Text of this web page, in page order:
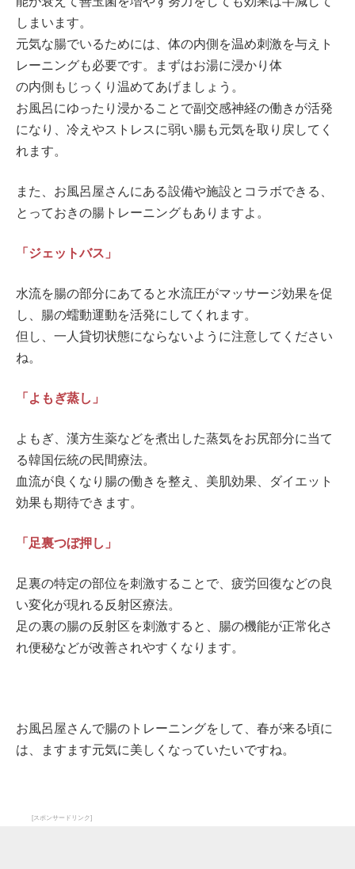
しまいます。
元気な腸でいるためには、体の内側を温め刺激を与えト
レーニングも必要です。まずはお湯に浸かり体
の内側もじっくり温めてあげましょう。
お風呂にゆったり浸かることで副交感神経の働きが活発
になり、冷えやストレスに弱い腸も元気を取り戻してく
れます。
また、お風呂屋さんにある設備や施設とコラボできる、
とっておきの腸トレーニングもありますよ。
「ジェットバス」
水流を腸の部分にあてると水流圧がマッサージ効果を促
し、腸の蠕動運動を活発にしてくれます。
但し、一人貸切状態にならないように注意してください
ね。
「よもぎ蒸し」
よもぎ、漢方生薬などを煮出した蒸気をお尻部分に当て
る韓国伝統の民間療法。
血流が良くなり腸の働きを整え、美肌効果、ダイエット
効果も期待できます。
「足裏つぼ押し」
足裏の特定の部位を刺激することで、疲労回復などの良
い変化が現れる反射区療法。
足の裏の腸の反射区を刺激すると、腸の機能が正常化さ
れ便秘などが改善されやすくなります。
お風呂屋さんで腸のトレーニングをして、春が来る頃に
は、ますます元気に美しくなっていたいですね。
[スポンサードリンク]